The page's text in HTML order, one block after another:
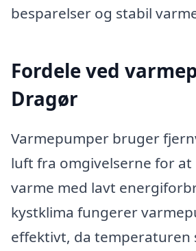
besparelser og stabil
Fordele ved
Dragør
Varmepumper bruger
luft fra omgivelserne for
varme med lavt
kystklima fungerer
effektivt, da